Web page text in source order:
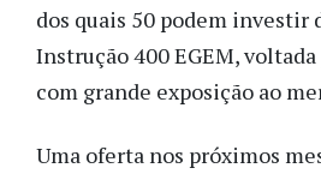
dos quais 50 podem investir
Instrução 400 EGEM, voltada
com grande exposição ao
Uma oferta nos próximos